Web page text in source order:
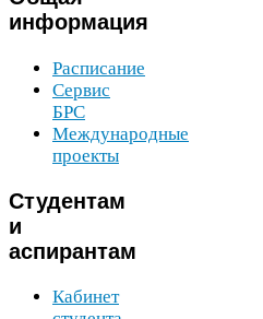
информация
Расписание
Сервис
БРС
Международные
проекты
Студентам
и
аспирантам
Кабинет